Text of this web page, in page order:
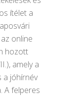
ítélet a
online
hozott
amely a
a jóhírnév
A felperes